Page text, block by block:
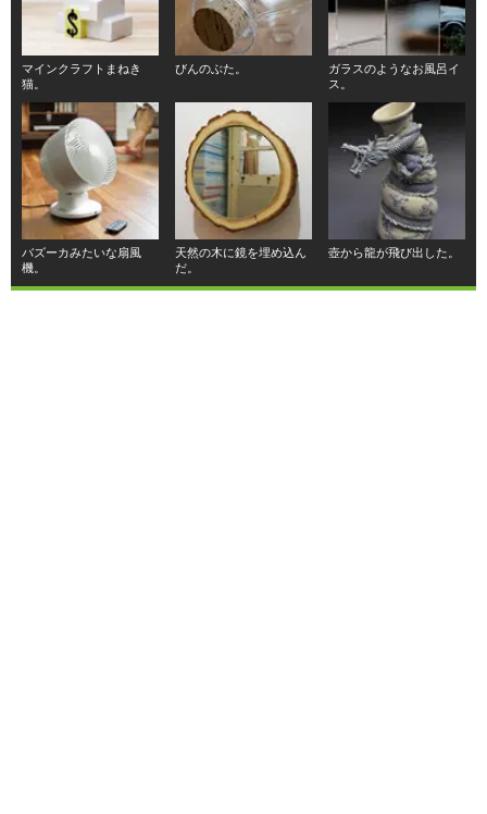
マインクラフトまねき
猫。
びんのぶた。
ガラスのようなお風呂イ
ス。
バズーカみたいな扇風
機。
天然の木に鏡を埋め込ん
だ。
壺から龍が飛び出した。